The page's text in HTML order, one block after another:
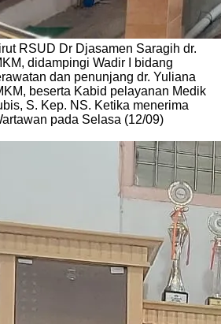
RSUD Dr Djasamen Saragih dr.
didampingi Wadir I bidang
dan penunjang dr. Yuliana
beserta Kabid pelayanan Medik
S. Kep. NS. Ketika menerima
pada Selasa (12/09)